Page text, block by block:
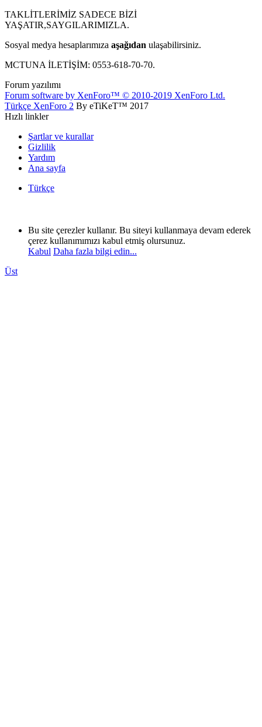
TAKLİTLERİMİZ SADECE BİZİ
YAŞATIR,SAYGILARIMIZLA.
Sosyal medya hesaplarımıza aşağıdan ulaşabilirsiniz.
MCTUNA İLETİŞİM: 0553-618-70-70.
Forum yazılımı
Forum software by XenForo™ © 2010-2019 XenForo Ltd.
Türkçe XenForo 2 By eTiKeT™ 2017
Hızlı linkler
Şartlar ve kurallar
Gizlilik
Yardım
Ana sayfa
Türkçe
Bu site çerezler kullanır. Bu siteyi kullanmaya devam ederek
çerez kullanımımızı kabul etmiş olursunuz.
Kabul Daha fazla bilgi edin...
Üst